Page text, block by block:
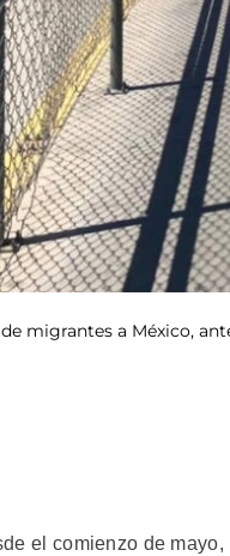
migrantes a México,
el comienzo de